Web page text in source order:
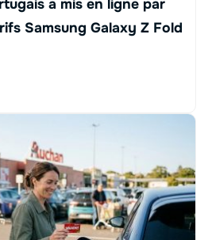
a mis en ligne par
Samsung Galaxy Z Fold